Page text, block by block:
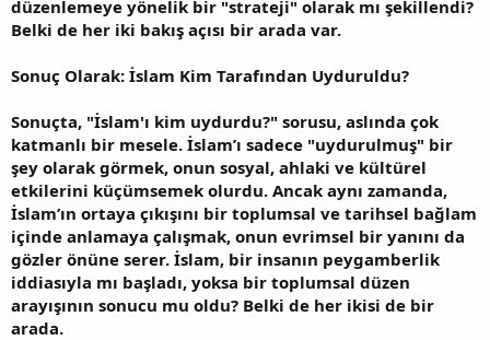
düzenlemeye yönelik bir "strateji" olarak mı şekillendi?
Belki de her iki bakış açısı bir arada var.
Sonuç Olarak: İslam Kim Tarafından Uyduruldu?
Sonuçta, "İslam'ı kim uydurdu?" sorusu, aslında çok
katmanlı bir mesele. İslam’ı sadece "uydurulmuş" bir
şey olarak görmek, onun sosyal, ahlaki ve kültürel
etkilerini küçümsemek olurdu. Ancak aynı zamanda,
İslam’ın ortaya çıkışını bir toplumsal ve tarihsel bağlam
içinde anlamaya çalışmak, onun evrimsel bir yanını da
gözler önüne serer. İslam, bir insanın peygamberlik
iddiasıyla mı başladı, yoksa bir toplumsal düzen
arayışının sonucu mu oldu? Belki de her ikisi de bir
arada.